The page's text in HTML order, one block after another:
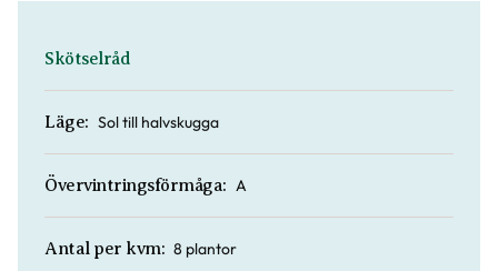
Skötselråd
Läge: Sol till halvskugga
Övervintringsförmåga: A
Antal per kvm: 8 plantor